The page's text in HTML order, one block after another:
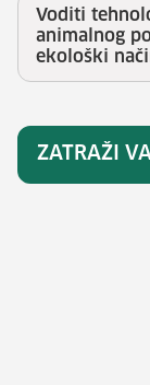
Voditi
animalnog
ekološki
ZATRAŽI